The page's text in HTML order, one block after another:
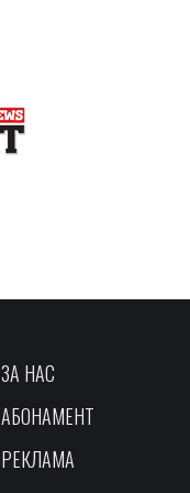
ЗА НАС
АБОНАМЕНТ
РЕКЛАМА